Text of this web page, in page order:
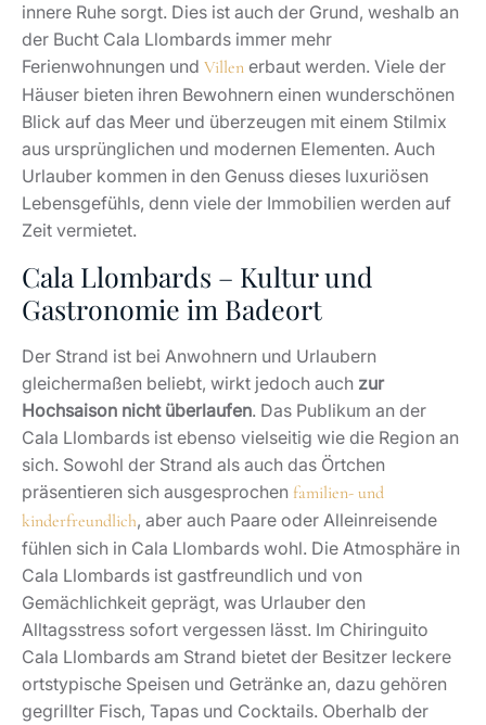
innere Ruhe sorgt. Dies ist auch der Grund, weshalb an
der Bucht Cala Llombards immer mehr
Ferienwohnungen und Villen erbaut werden. Viele der
Häuser bieten ihren Bewohnern einen wunderschönen
Blick auf das Meer und überzeugen mit einem Stilmix
aus ursprünglichen und modernen Elementen. Auch
Urlauber kommen in den Genuss dieses luxuriösen
Lebensgefühls, denn viele der Immobilien werden auf
Zeit vermietet.
Cala Llombards – Kultur und
Gastronomie im Badeort
Der Strand ist bei Anwohnern und Urlaubern
gleichermaßen beliebt, wirkt jedoch auch zur
Hochsaison nicht überlaufen. Das Publikum an der
Cala Llombards ist ebenso vielseitig wie die Region an
sich. Sowohl der Strand als auch das Örtchen
präsentieren sich ausgesprochen familien- und
kinderfreundlich, aber auch Paare oder Alleinreisende
fühlen sich in Cala Llombards wohl. Die Atmosphäre in
Cala Llombards ist gastfreundlich und von
Gemächlichkeit geprägt, was Urlauber den
Alltagsstress sofort vergessen lässt. Im Chiringuito
Cala Llombards am Strand bietet der Besitzer leckere
ortstypische Speisen und Getränke an, dazu gehören
gegrillter Fisch, Tapas und Cocktails. Oberhalb der